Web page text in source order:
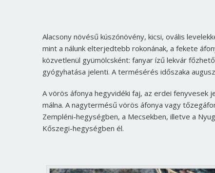
Alacsony növésű kúszónövény, kicsi, ovális
mint a nálunk elterjedtebb rokonának, a fekete
közvetlenül gyümölcsként: fanyar ízű lekvár
gyógyhatása jelenti. A termésérés időszaka
A vörös áfonya hegyvidéki faj, az erdei fenyvesek
málna. A nagytermésű vörös áfonya vagy
Zempléni-hegységben, a Mecsekben, illetve a
Kőszegi-hegységben él.